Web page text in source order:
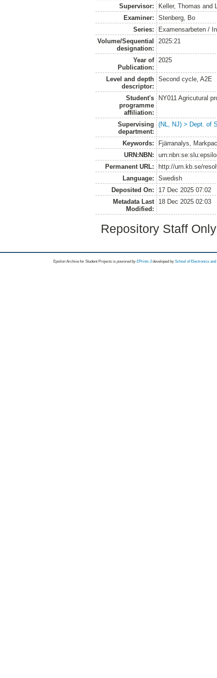
Supervisor:
Keller, Thomas and
Examiner:
Stenberg, Bo
Series:
Examensarbeten /
Volume/Sequential
designation:
2025:21
Year of
Publication:
2025
Level and depth
descriptor:
Second cycle, A2E
Student's
programme
affiliation:
NY011 Agricutural
Supervising
department:
(NL, NJ) > Dept. of
Keywords:
Fjärranalys,
URN:NBN:
Permanent URL:
http://urn.kb.se/
Language:
Swedish
Deposited On:
17 Dec 2025 07:02
Metadata Last
Modified:
18 Dec 2025 02:03
Repository Staff
Epsilon Archive for Student Projects is powored byEPrints 3 developed by School of Electronics